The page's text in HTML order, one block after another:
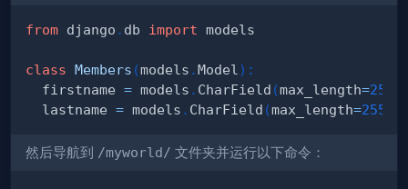
from django . db import
class Members (models . Model) :
  firstname
= models . CharField (max_length=255
  lastname
= models . CharField (max_length=255
然后导航到 /myworld/ 文件夹并运行以下命令：